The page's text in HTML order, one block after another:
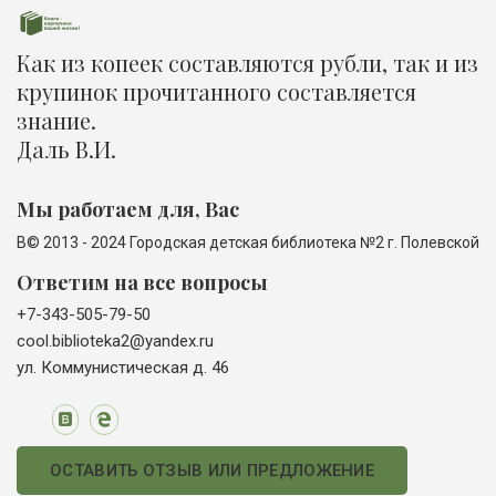
Как из копеек составляются рубли, так и из
крупинок прочитанного составляется
знание.
Даль В.И.
Мы работаем для, Вас
В© 2013 - 2024 Городская детская библиотека №2 г. Полевской
Ответим на все вопросы
+7-343-505-79-50
cool.biblioteka2@yandex.ru
ул. Коммунистическая д. 46
ОСТАВИТЬ ОТЗЫВ ИЛИ ПРЕДЛОЖЕНИЕ